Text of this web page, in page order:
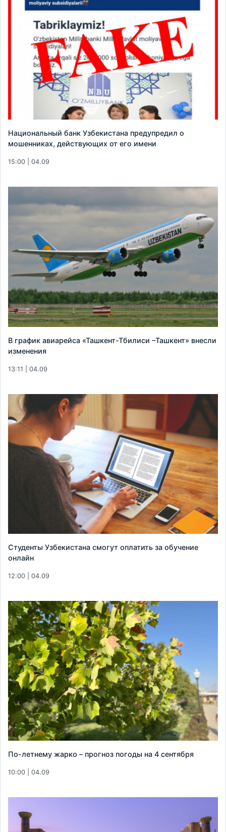
Национальный банк Узбекистана предупредил о
мошенниках, действующих от его имени
15:00 | 04.09
В график авиарейса «Ташкент-Тбилиси –Ташкент» внесли
изменения
13:11 | 04.09
Студенты Узбекистана смогут оплатить за обучение
онлайн
12:00 | 04.09
По-летнему жарко – прогноз погоды на 4 сентября
10:00 | 04.09